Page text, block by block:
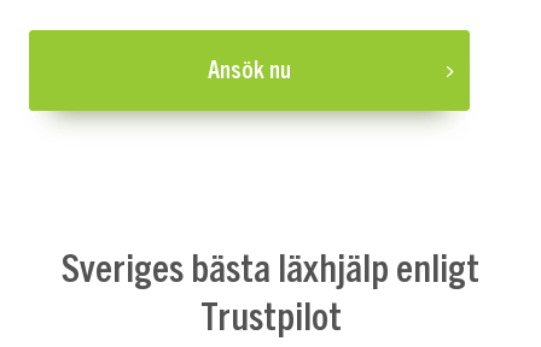
Ansök nu
Sveriges bästa läxhjälp enligt
Trustpilot